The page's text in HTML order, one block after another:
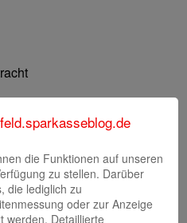
die Funktionen auf unseren
zu stellen. Darüber
die lediglich zu
oder zur Anzeige
werden. Detaillierte